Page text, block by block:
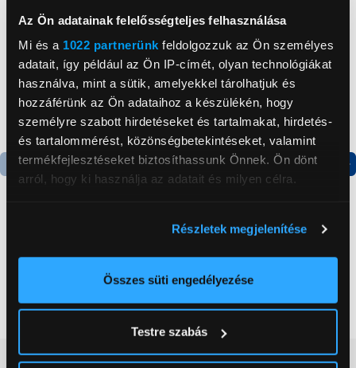
Az Ön adatainak felelősségteljes felhasználása
Mi és a 1022 partnerünk feldolgozzuk az Ön személyes
adatait, így például az Ön IP-címét, olyan technológiákat
használva, mint a sütik, amelyekkel tárolhatjuk és
hozzáférünk az Ön adataihoz a készülékén, hogy
személyre szabott hirdetéseket és tartalmakat, hirdetés-
és tartalommérést, közönségbetekintéseket, valamint
termékfejlesztéseket biztosíthassunk Önnek. Ön dönt
arról, hogy ki használja az adatait és milyen célra.
elhelyezkedéséről pár méteres pontossággal
Az Ön készülékén beazonosítása annak konkrét
módjairól és adja meg preferenciáit aRészletek
pontban. Bármikor módosíthatja vagy visszavonhatja a
Részletek megjelenítése
Összes süti engedélyezése
Testre szabás
Termék adatlap
by side hűtőszekrény
Termék adatlap
Gorenje RK14DPS4
Alulfagyasztós
kombinált hűtőszekrény
Vásárlói vélemények(0)